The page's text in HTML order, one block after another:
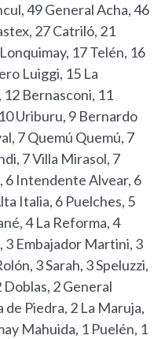
49 General Acha, 46
27 Catriló, 21
17 Telén, 16
Luiggi, 15 La
12 Bernasconi, 11
Uriburu, 9 Bernardo
7 Quemú Quemú, 7
7 Villa Mirasol, 7
6 Intendente Alvear, 6
Italia, 6 Puelches, 5
4 La Reforma, 4
3 Embajador Martini, 3
3 Sarah, 3 Speluzzi,
2 General
de Piedra, 2 La Maruja,
Mahuida, 1 Puelén, 1